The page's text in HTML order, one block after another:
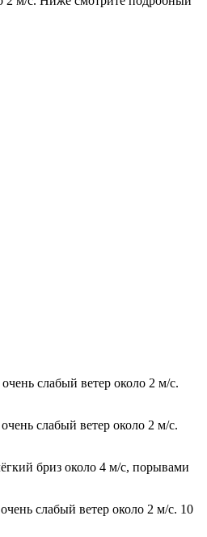
слабый ветер около 2 м/с.
слабый ветер около 2 м/с.
бриз около 4 м/с, порывами
слабый ветер около 2 м/с. 10